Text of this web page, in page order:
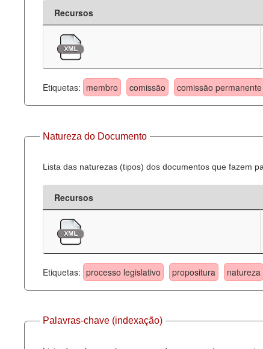
Recursos
Etiquetas: membro comissão comissão permanente
Natureza do Documento
Lista das naturezas (tipos) dos documentos que fazem
Recursos
Etiquetas: processo legislativo propositura natureza
Palavras-chave (indexação)